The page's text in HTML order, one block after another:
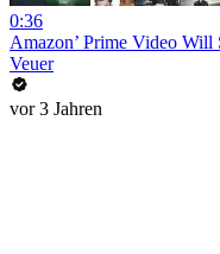
0:36
Amazon’ Prime Video
Veuer
vor 3 Jahren